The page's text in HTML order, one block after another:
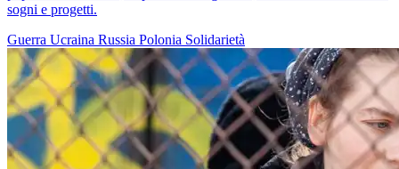
sogni e progetti.
Guerra Ucraina Russia Polonia Solidarietà